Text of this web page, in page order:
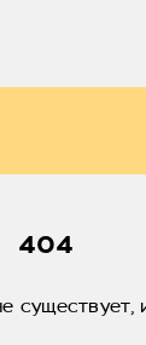
404
существует,